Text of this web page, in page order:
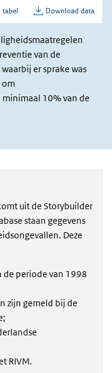
van de
er sprake was
om
10% van de
uit de Storybuilder
staan gegevens
Deze
de periode van 1998
zijn gemeld bij de
RIVM.